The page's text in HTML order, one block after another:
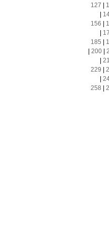
127
156
185
200|
229
258